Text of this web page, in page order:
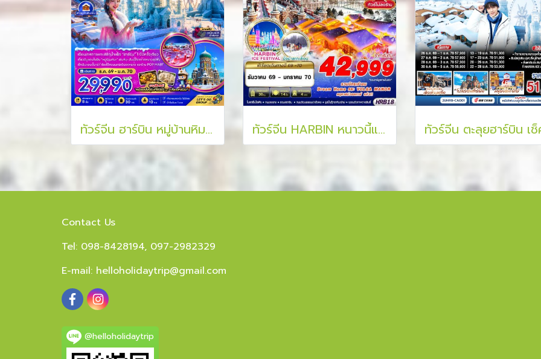
ทัวร์จีน ฮาร์บิน หมู่บ้านหิมะ ไอซ์ แอนด์ สโนว์ เวิลด์ 6 วัน 4 คืน ทัวร์จีน HARBIN หนาวนี้แค่มีเธอ 7 วัน 5 คืน
Contact Us
Tel: 098-8428194, 097-2982329
E-mail: helloholidaytrip@gmail.com
@helloholidaytrip